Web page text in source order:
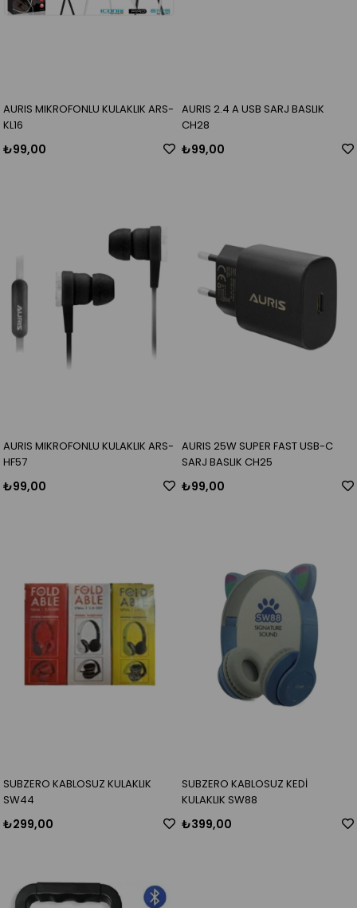
AURIS MIKROFONLU KULAKLIK ARS-
KL16
₺99,00
AURIS 2.4 A USB SARJ BASLIK
CH28
₺99,00
AURIS MIKROFONLU KULAKLIK ARS-
HF57
₺99,00
AURIS 25W SUPER FAST USB-C
SARJ BASLIK CH25
₺99,00
SUBZERO KABLOSUZ KULAKLIK
SW44
₺299,00
SUBZERO KABLOSUZ KEDİ
KULAKLIK SW88
₺399,00